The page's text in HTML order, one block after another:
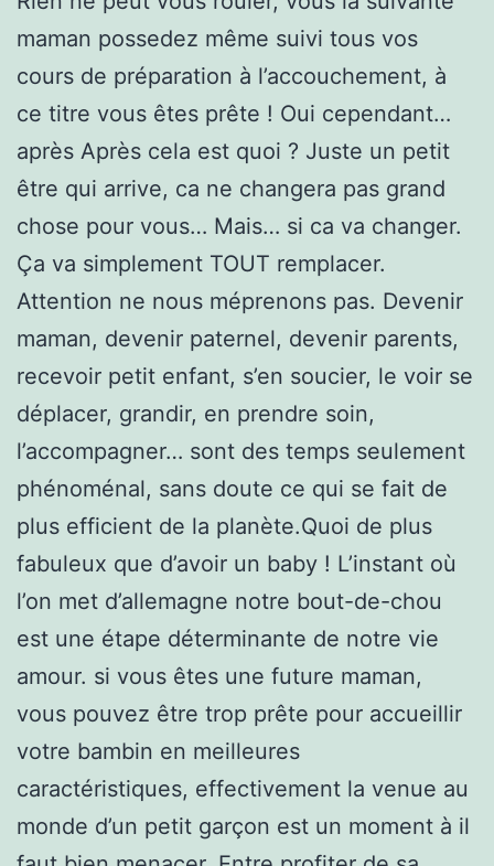
maman possedez même suivi tous vos
cours de préparation à l’accouchement, à
ce titre vous êtes prête ! Oui cependant…
après Après cela est quoi ? Juste un petit
être qui arrive, ca ne changera pas grand
chose pour vous… Mais… si ca va changer.
Ça va simplement TOUT remplacer.
Attention ne nous méprenons pas. Devenir
maman, devenir paternel, devenir parents,
recevoir petit enfant, s’en soucier, le voir se
déplacer, grandir, en prendre soin,
l’accompagner… sont des temps seulement
phénoménal, sans doute ce qui se fait de
plus efficient de la planète.Quoi de plus
fabuleux que d’avoir un baby ! L’instant où
l’on met d’allemagne notre bout-de-chou
est une étape déterminante de notre vie
amour. si vous êtes une future maman,
vous pouvez être trop prête pour accueillir
votre bambin en meilleures
caractéristiques, effectivement la venue au
monde d’un petit garçon est un moment à il